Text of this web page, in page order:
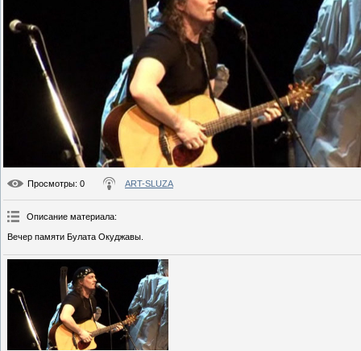
Просмотры: 0 ART-SLUZA
Описание материала:
Вечер памяти Булата Окуджавы.